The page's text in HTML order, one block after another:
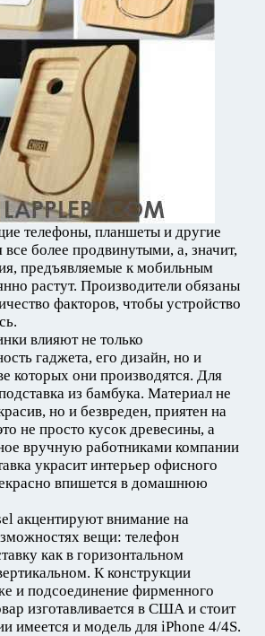
телефоны, планшеты и другие
все более продвинутыми, а, значит,
предъявляемые к мобильным
растут. Производители обязаны
факторов, чтобы устройство
влияют не только
гаджета, его дизайн, но и
которых они производятся. Для
из бамбука. Материал не
но и безвреден, приятен на
не просто кусок древесины, а
вручную работниками компании
украсит интерьер офисного
впишется в домашнюю
акцентируют внимание на
вещи: телефон
как в горизонтальном
К конструкции
и подсоединение фирменного
изготавливается в США и стоит
имеется и модель для iPhone 4/4S.